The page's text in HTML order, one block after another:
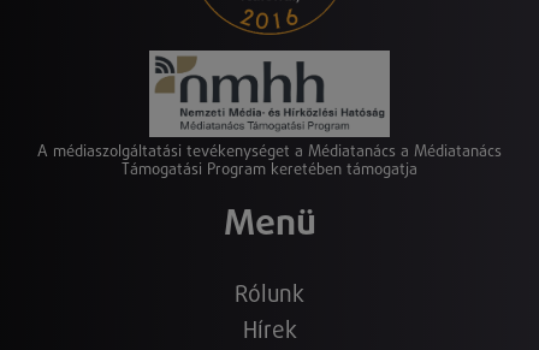
A médiaszolgáltatási tevékenységet a Médiatanács a Médiatanács
Támogatási Program keretében támogatja
Menü
Rólunk
Hírek